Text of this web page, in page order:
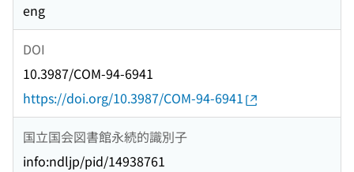
eng
DOI
10.3987/COM-94-6941
https://doi.org/10.3987/COM-94-6941
国立国会図書館永続的識別子
info:ndljp/pid/14938761